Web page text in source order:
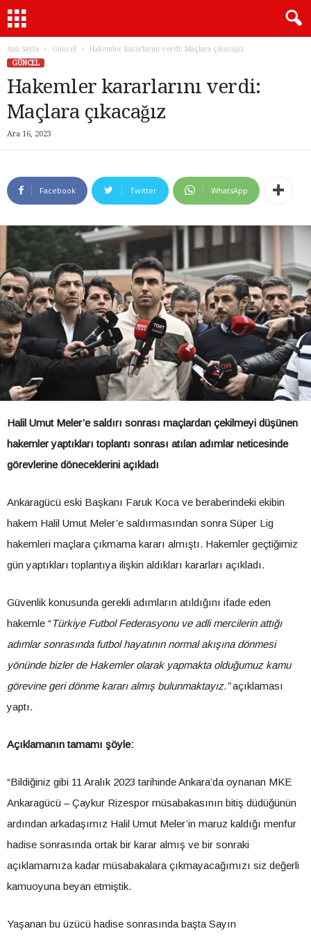
Ana Sayfa Güncel
Hakemler kararlarını verdi: Maçlara çıkacağız
GÜNCEL
Hakemler kararlarını verdi:
Maçlara çıkacağız
Ara 16, 2023
Facebook Twitter WhatsApp
Halil Umut Meler’e saldırı sonrası maçlardan çekilmeyi düşünen
hakemler yaptıkları toplantı sonrası atılan adımlar neticesinde
görevlerine döneceklerini açıkladı
Ankaragücü eski Başkanı Faruk Koca ve beraberindeki ekibin
hakem Halil Umut Meler’e saldırmasından sonra Süper Lig
hakemleri maçlara çıkmama kararı almıştı. Hakemler geçtiğimiz
gün yaptıkları toplantıya ilişkin aldıkları kararları açıkladı.
Güvenlik konusunda gerekli adımların atıldığını ifade eden
hakemle “Türkiye Futbol Federasyonu ve adli mercilerin attığı
adımlar sonrasında futbol hayatının normal akışına dönmesi
yönünde bizler de Hakemler olarak yapmakta olduğumuz kamu
görevine geri dönme kararı almış bulunmaktayız.”açıklaması
yaptı.
Açıklamanın tamamı şöyle:
“Bildiğiniz gibi 11 Aralık 2023 tarihinde Ankara’da oynanan MKE
Ankaragücü – Çaykur Rizespor müsabakasının bitiş düdüğünün
ardından arkadaşımız Halil Umut Meler’in maruz kaldığı menfur
hadise sonrasında ortak bir karar almış ve bir sonraki
açıklamamıza kadar müsabakalara çıkmayacağımızı siz değerli
kamuoyuna beyan etmiştik.
Yaşanan bu üzücü hadise sonrasında başta Sayın